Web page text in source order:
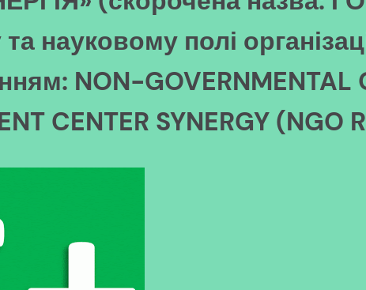
науковому полі
NON-GOVERNMENTAL
CENTER SYNERGY (NGO